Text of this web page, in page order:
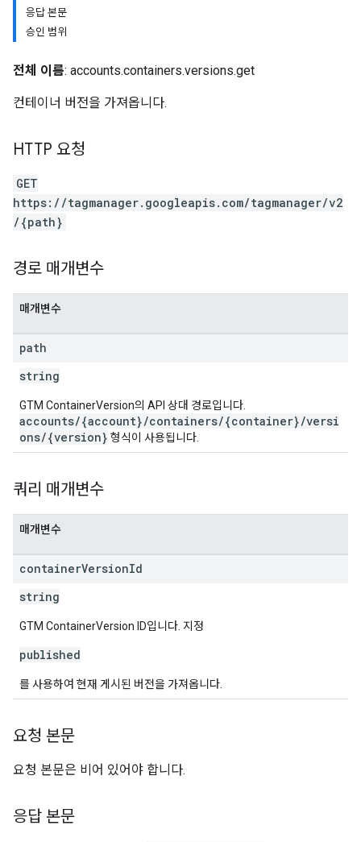
응답 본문
승인 범위
전체 이름: accounts.containers.versions.get
컨테이너 버전을 가져옵니다.
HTTP 요청
GET
https://tagmanager.googleapis.com/tagmanager/v2
/{path}
경로 매개변수
매개변수
path
string
GTM ContainerVersion의 API 상대 경로입니다.
accounts/{account}/containers/{container}/versi
ons/{version} 형식이 사용됩니다.
쿼리 매개변수
매개변수
containerVersionId
string
GTM ContainerVersion ID입니다. 지정
published
를 사용하여 현재 게시된 버전을 가져옵니다.
요청 본문
요청 본문은 비어 있어야 합니다.
응답 본문